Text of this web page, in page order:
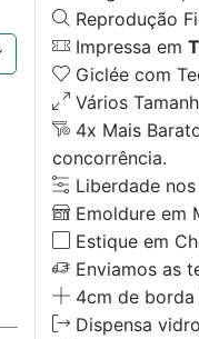
Reprodução
Impressa em
Giclée com
Vários
4x Mais
concorrência.
Liberdade
Emoldure em
Estique em
Enviamos as
4cm de borda
Dispensa